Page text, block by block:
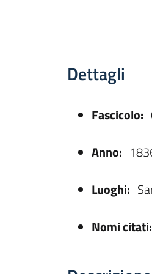
Dettagli
Fascicolo:
Anno:
Luoghi:
Nomi citati: